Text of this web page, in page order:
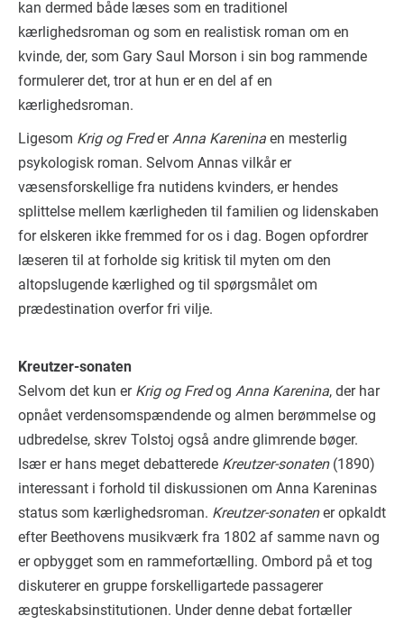
kan dermed både læses som en traditionel
kærlighedsroman og som en realistisk roman om en
kvinde, der, som Gary Saul Morson i sin bog rammende
formulerer det, tror at hun er en del af en
kærlighedsroman.
Ligesom Krig og FrederAnna Karenina en mesterlig
psykologisk roman. Selvom Annas vilkår er
væsensforskellige fra nutidens kvinders, er hendes
splittelse mellem kærligheden til familien og lidenskaben
for elskeren ikke fremmed for os i dag. Bogen opfordrer
læseren til at forholde sig kritisk til myten om den
altopslugende kærlighed og til spørgsmålet om
prædestination overfor fri vilje.
Kreutzer-sonaten
Selvom det kun er Krig og Fredog Anna Karenina, der har
opnået verdensomspændende og almen berømmelse og
udbredelse, skrev Tolstoj også andre glimrende bøger.
Især er hans meget debatterede Kreutzer-sonaten(1890)
interessant i forhold til diskussionen om Anna Kareninas
status som kærlighedsroman. Kreutzer-sonatener opkaldt
efter Beethovens musikværk fra 1802 af samme navn og
er opbygget som en rammefortælling. Ombord på et tog
diskuterer en gruppe forskelligartede passagerer
ægteskabsinstitutionen. Under denne debat fortæller